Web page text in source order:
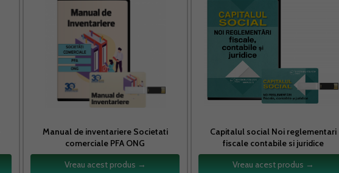
Manual de inventariere Societati
comerciale PFA ONG
Vreau acest produs →
Capitalul social Noi reglementari
fiscale contabile si juridice
Vreau acest produs →